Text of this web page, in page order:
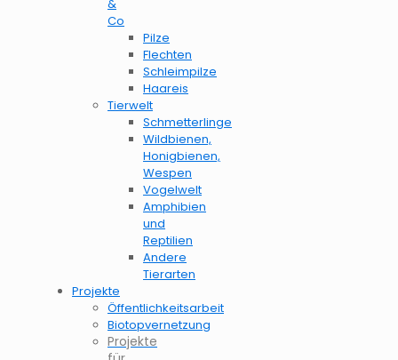
&
Co
Pilze
Flechten
Schleimpilze
Haareis
Tierwelt
Schmetterlinge
Wildbienen,
Honigbienen,
Wespen
Vogelwelt
Amphibien
und
Reptilien
Andere
Tierarten
Projekte
Öffentlichkeitsarbeit
Biotopvernetzung
Projekte